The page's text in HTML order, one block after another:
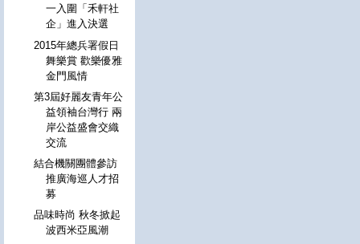
一入圍「禾軒社
企」進入決選
2015年總兵署假日
舞樂賞 歡樂優雅
金門風情
第3屆好麗友青年公
益領袖台灣行 兩
岸公益盛會交織
交流
結合機關團體參訪
推廣海巡人才招
募
品味時尚 秋冬掀起
波西米亞風潮